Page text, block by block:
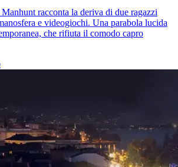
racconta la deriva di due ragazzi
e videogiochi. Una parabola lucida
che rifiuta il comodo capro